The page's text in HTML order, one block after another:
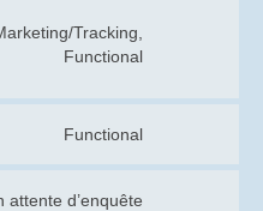
Tracking,
Functional
Functional
attente d’enquête